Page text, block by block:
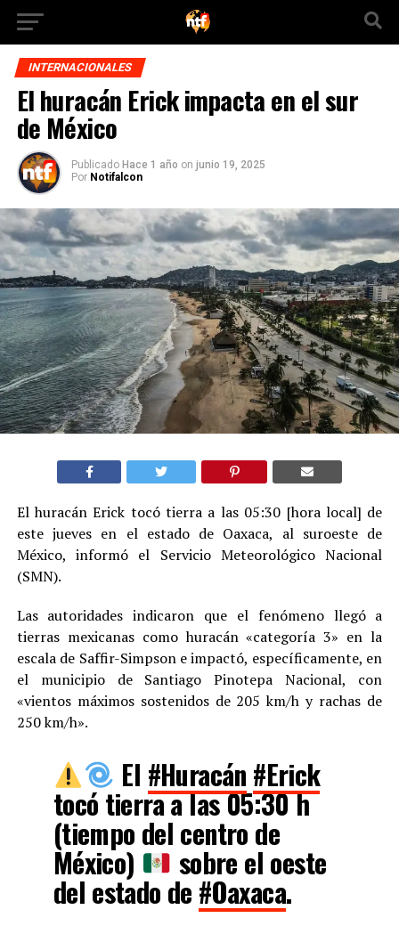
INTERNACIONALES
El huracán Erick impacta en el sur
de México
Publicado Hace 1 año on junio 19, 2025
Por Notifalcon
El huracán Erick tocó tierra a las 05:30 [hora local] de
este jueves en el estado de Oaxaca, al suroeste de
México, informó el Servicio Meteorológico Nacional
(SMN).
Las autoridades indicaron que el fenómeno llegó a
tierras mexicanas como huracán «categoría 3» en la
escala de Saffir-Simpson e impactó, específicamente, en
el municipio de Santiago Pinotepa Nacional, con
«vientos máximos sostenidos de 205 km/h y rachas de
250 km/h».
El #Huracán #Erick
tocó tierra a las 05:30 h
(tiempo del centro de
México) sobre el oeste
del estado de #Oaxaca.